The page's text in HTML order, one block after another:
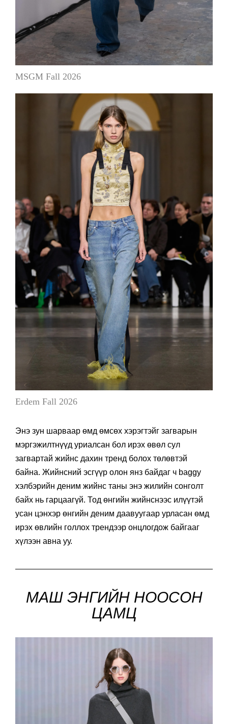
MSGM Fall 2026
Erdem Fall 2026
Энэ зун шарваар өмд өмсөх хэрэгтэйг загварын
мэргэжилтнүүд уриалсан бол ирэх өвөл сул
загвартай жийнс дахин тренд болох төлөвтэй
байна. Жийнсний эсгүүр олон янз байдаг ч baggy
хэлбэрийн деним жийнс таны энэ жилийн сонголт
байх нь гарцаагүй. Тод өнгийн жийнснээс илүүтэй
усан цэнхэр өнгийн деним даавуугаар урласан өмд
ирэх өвлийн голлох трендээр онцлогдож байгааг
хүлээн авна уу.
МАШ ЭНГИЙН НООСОН
ЦАМЦ